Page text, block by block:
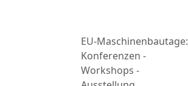
EU-Maschinenbautage:
Konferenzen -
Workshops -